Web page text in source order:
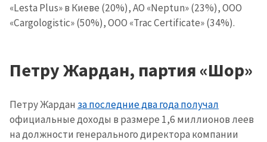
«Lesta Plus» в Киеве (20%), АО «Neptun» (23%), ООО
«Cargologistic» (50%), ООО «Trac Certificate» (34%).
Петру Жардан, партия «Шор»
Петру Жардан за последние два года получал
официальные доходы в размере 1,6 миллионов леев
на должности генерального директора компании